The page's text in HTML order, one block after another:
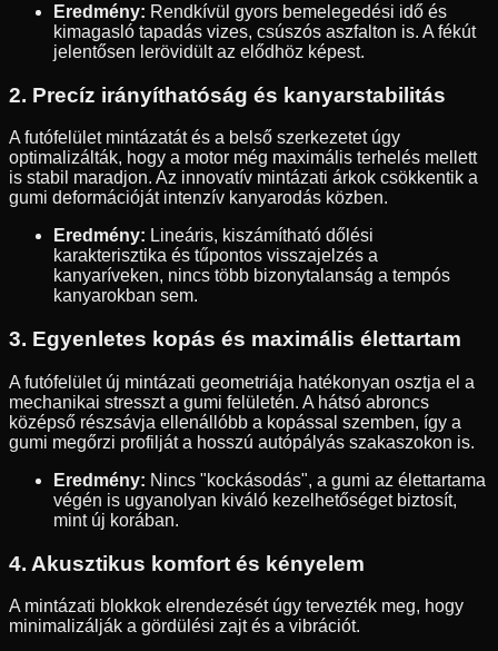
Eredmény: Rendkívül gyors bemelegedési idő és
kimagasló tapadás vizes, csúszós aszfalton is. A fékút
jelentősen lerövidült az elődhöz képest.
2. Precíz irányíthatóság és kanyarstabilitás
A futófelület mintázatát és a belső szerkezetet úgy
optimalizálták, hogy a motor még maximális terhelés mellett
is stabil maradjon. Az innovatív mintázati árkok csökkentik a
gumi deformációját intenzív kanyarodás közben.
Eredmény: Lineáris, kiszámítható dőlési
karakterisztika és tűpontos visszajelzés a
kanyaríveken, nincs több bizonytalanság a tempós
kanyarokban sem.
3. Egyenletes kopás és maximális élettartam
A futófelület új mintázati geometriája hatékonyan osztja el a
mechanikai stresszt a gumi felületén. A hátsó abroncs
középső részsávja ellenállóbb a kopással szemben, így a
gumi megőrzi profilját a hosszú autópályás szakaszokon is.
Eredmény: Nincs "kockásodás", a gumi az élettartama
végén is ugyanolyan kiváló kezelhetőséget biztosít,
mint új korában.
4. Akusztikus komfort és kényelem
A mintázati blokkok elrendezését úgy tervezték meg, hogy
minimalizálják a gördülési zajt és a vibrációt.